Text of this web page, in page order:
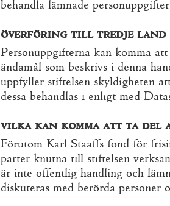
behandla lämnade
överföring till tredje land
Personuppgifterna kan komma
ändamål som beskrivs i denna
uppfyller stiftelsen skyldigheten
dessa behandlas i enligt med
vilka kan komma att ta del
Förutom Karl Staaffs fond för
parter knutna till stiftelsen
är inte offentlig handling och
diskuteras med berörda personer